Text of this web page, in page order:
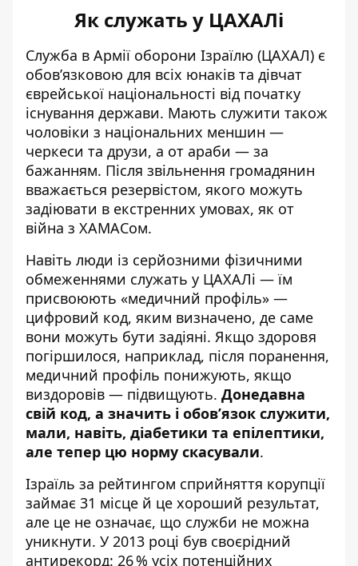
Як служать у ЦАХАЛі
Служба в Армії оборони Ізраїлю (ЦАХАЛ) є
обов’язковою для всіх юнаків та дівчат
єврейської національності від початку
існування держави. Мають служити також
чоловіки з національних меншин —
черкеси та друзи, а от араби — за
бажанням. Після звільнення громадянин
вважається резервістом, якого можуть
задіювати в екстренних умовах, як от
війна з ХАМАСом.
Навіть люди із серйозними фізичними
обмеженнями служать у ЦАХАЛі — їм
присвоюють «медичний профіль» —
цифровий код, яким визначено, де саме
вони можуть бути задіяні. Якщо здоровя
погіршилося, наприклад, після поранення,
медичний профіль понижують, якщо
виздоровів — підвищують. Донедавна
свій код, а значить і обов’язок служити,
мали, навіть, діабетики та епілептики,
але тепер цю норму скасували.
Ізраїль за рейтингом сприйняття корупції
займає 31 місце й це хороший результат,
але це не означає, що служби не можна
уникнути. У 2013 році був своєрідний
антирекорд: 26 % усіх потенційних